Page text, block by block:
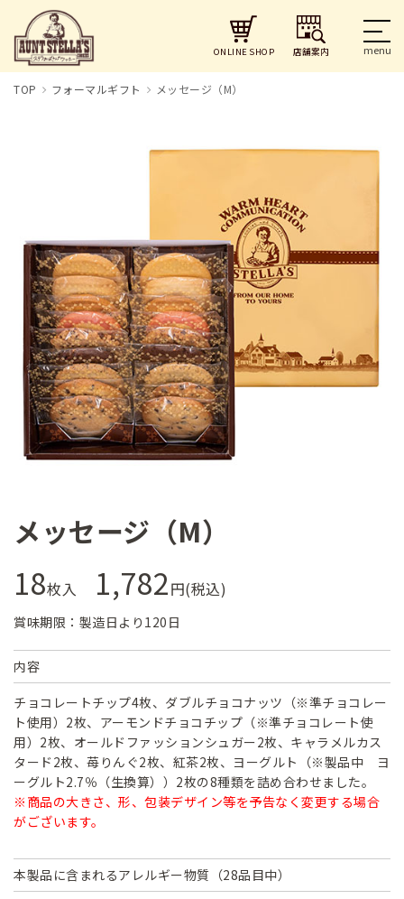
ONLINE SHOP 店舗案内
TOP フォーマルギフト メッセージ（M）
メッセージ（M）
18枚入 1,782円(税込)
賞味期限：製造日より120日
内容
チョコレートチップ4枚、ダブルチョコナッツ（※準チョコレー
ト使用）2枚、アーモンドチョコチップ（※準チョコレート使
用）2枚、オールドファッションシュガー2枚、キャラメルカス
タード2枚、苺りんぐ2枚、紅茶2枚、ヨーグルト（※製品中 ヨ
ーグルト2.7％（生換算））2枚の8種類を詰め合わせました。
※商品の大きさ、形、包装デザイン等を予告なく変更する場合
がございます。
本製品に含まれるアレルギー物質（28品目中）